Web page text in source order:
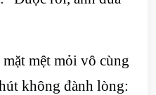
mệt mỏi vô cùng
không đành lòng: